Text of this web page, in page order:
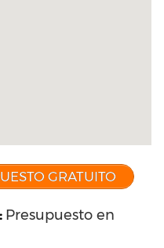
GRATUITO
Presupuesto en